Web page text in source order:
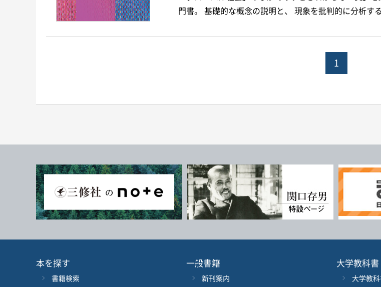
門書。 基礎的な概念の説明と、 現象を批判的に分析
1
本を探す
書籍検索
一般書籍
新刊案内
大学教科書
大学教